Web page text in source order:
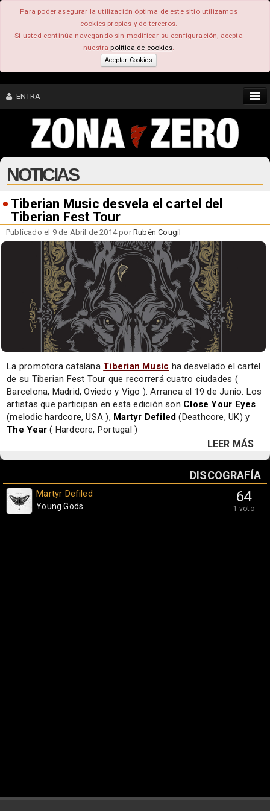
Para poder asegurar la utilización óptima de este sitio utilizamos
cookies propias y de terceros.
Si usted continúa navegando sin modificar su configuración, acepta
nuestrapolítica de cookies.
Aceptar Cookies
ENTRA
CONTENIDO
COMUNIDAD
FEEEDBACK
FOROS
NOTICIAS
Tiberian Music desvela el cartel del
Tiberian Fest Tour
Publicado el 9 de Abril de 2014 porRubén Cougil
La promotora catalana Tiberian Music ha desvelado el cartel
de su Tiberian Fest Tour que recorrerá cuatro ciudades (
Barcelona, Madrid, Oviedo y Vigo ). Arranca el 19 de Junio. Los
artistas que participan en esta edición son Close Your Eyes
(melodic hardcore, USA ), Martyr Defiled (Deathcore, UK) y
The Year ( Hardcore, Portugal )
LEER MÁS
DISCOGRAFÍA
64
1 voto
Martyr Defiled
Young Gods